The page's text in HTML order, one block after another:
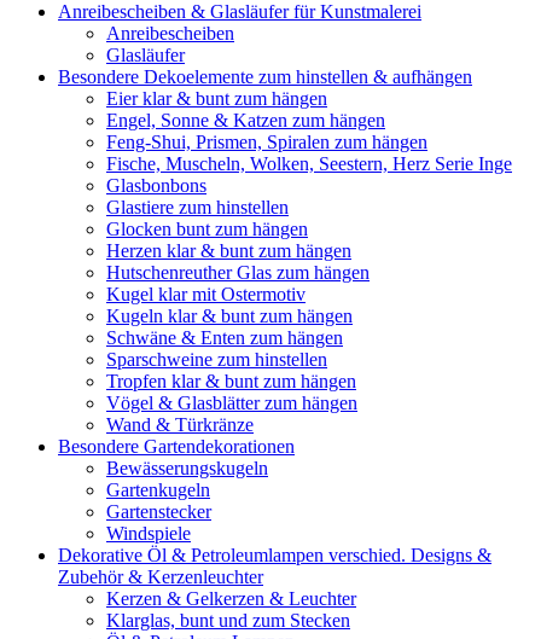
Anreibescheiben & Glasläufer für Kunstmalerei
Anreibescheiben
Glasläufer
Besondere Dekoelemente zum hinstellen & aufhängen
Eier klar & bunt zum hängen
Engel, Sonne & Katzen zum hängen
Feng-Shui, Prismen, Spiralen zum hängen
Fische, Muscheln, Wolken, Seestern, Herz Serie Inge
Glasbonbons
Glastiere zum hinstellen
Glocken bunt zum hängen
Herzen klar & bunt zum hängen
Hutschenreuther Glas zum hängen
Kugel klar mit Ostermotiv
Kugeln klar & bunt zum hängen
Schwäne & Enten zum hängen
Sparschweine zum hinstellen
Tropfen klar & bunt zum hängen
Vögel & Glasblätter zum hängen
Wand & Türkränze
Besondere Gartendekorationen
Bewässerungskugeln
Gartenkugeln
Gartenstecker
Windspiele
Dekorative Öl & Petroleumlampen verschied. Designs &
Zubehör & Kerzenleuchter
Kerzen & Gelkerzen & Leuchter
Klarglas, bunt und zum Stecken